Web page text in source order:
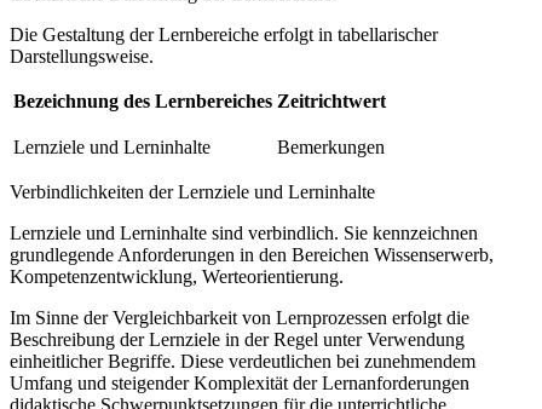
Die Gestaltung der Lernbereiche erfolgt in tabellarischer
Darstellungsweise.
Bezeichnung des Lernbereiches Zeitrichtwert
Lernziele und Lerninhalte Bemerkungen
Verbindlichkeiten der Lernziele und Lerninhalte
Lernziele und Lerninhalte sind verbindlich. Sie kennzeichnen
grundlegende Anforderungen in den Bereichen Wissenserwerb,
Kompetenzentwicklung, Werteorientierung.
Im Sinne der Vergleichbarkeit von Lernprozessen erfolgt die
Beschreibung der Lernziele in der Regel unter Verwendung
einheitlicher Begriffe. Diese verdeutlichen bei zunehmendem
Umfang und steigender Komplexität der Lernanforderungen